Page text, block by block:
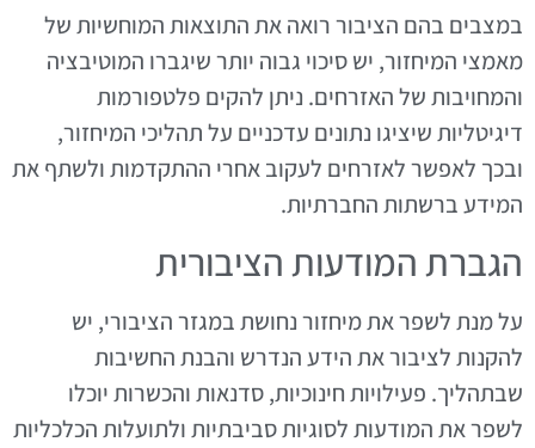
במצבים בהם הציבור רואה את התוצאות המוחשיות של
מאמצי המיחזור, יש סיכוי גבוה יותר שיגברו המוטיבציה
והמחויבות של האזרחים. ניתן להקים פלטפורמות
דיגיטליות שיציגו נתונים עדכניים על תהליכי המיחזור,
ובכך לאפשר לאזרחים לעקוב אחרי ההתקדמות ולשתף את
המידע ברשתות החברתיות.
הגברת המודעות הציבורית
על מנת לשפר את מיחזור נחושת במגזר הציבורי, יש
להקנות לציבור את הידע הנדרש והבנת החשיבות
שבתהליך. פעילויות חינוכיות, סדנאות והכשרות יוכלו
לשפר את המודעות לסוגיות סביבתיות ולתועלות הכלכליות